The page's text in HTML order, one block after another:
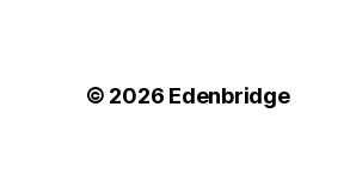
© 2026 Edenbridge